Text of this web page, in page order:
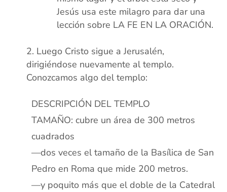
Jesús usa este milagro para dar una
lección sobre LA FE EN LA ORACIÓN.
Luego Cristo sigue a Jerusalén,
dirigiéndose nuevamente al templo.
Conozcamos algo del templo:
DESCRIPCIÓN DEL TEMPLO
TAMAÑO: cubre un área de 300 metros
cuadrados
—dos veces el tamaño de la Basílica de San
Pedro en Roma que mide 200 metros.
—y poquito más que el doble de la Catedral